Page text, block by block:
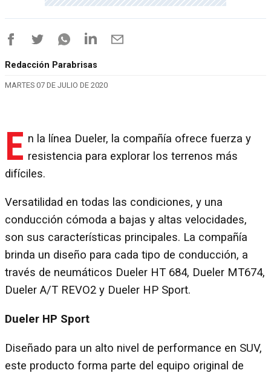
Redacción Parabrisas
MARTES 07 DE JULIO DE 2020
E n la línea Dueler, la compañía ofrece fuerza y
resistencia para explorar los terrenos más
difíciles.
Versatilidad en todas las condiciones, y una
conducción cómoda a bajas y altas velocidades,
son sus características principales. La compañía
brinda un diseño para cada tipo de conducción, a
través de neumáticos Dueler HT 684, Dueler MT674,
Dueler A/T REVO2 y Dueler HP Sport.
Dueler HP Sport
Diseñado para un alto nivel de performance en SUV,
este producto forma parte del equipo original de